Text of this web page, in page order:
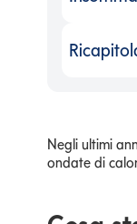
Negli ultimi
ondate di